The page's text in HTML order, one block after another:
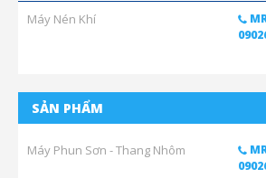
Máy Nén Khí
SẢN PHẨM
Máy Phun Sơn - Thang Nhôm